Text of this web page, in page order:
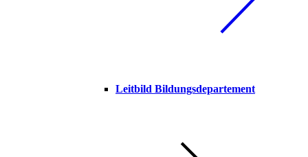
Leitbild Bildungsdepartement